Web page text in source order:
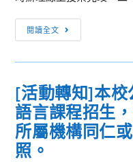
同
辦
敬
師
閱讀全文
果
公
本
校
113
年
[活動轉知]本
語言課程招生
所屬機構同仁
照。